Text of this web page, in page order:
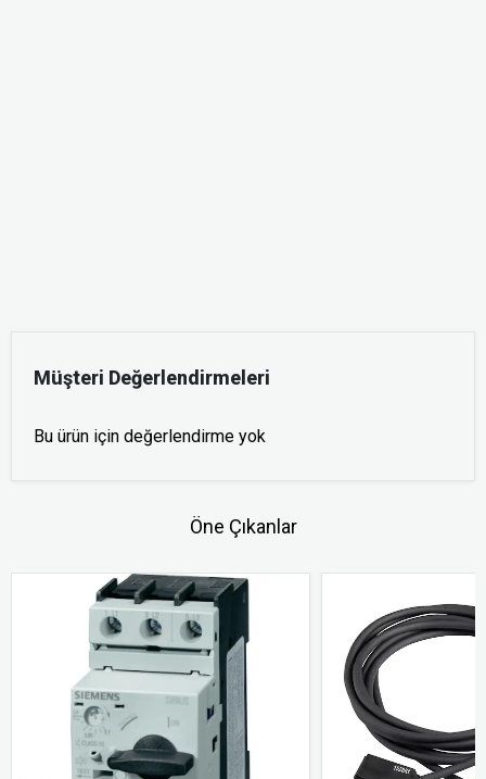
Müşteri Değerlendirmeleri
Bu ürün için değerlendirme yok
Öne Çıkanlar